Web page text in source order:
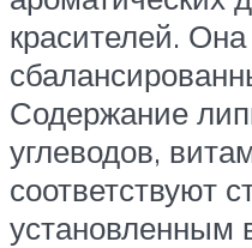
красителей. Она
Содержание
углеводов,
соответствуют
установленным